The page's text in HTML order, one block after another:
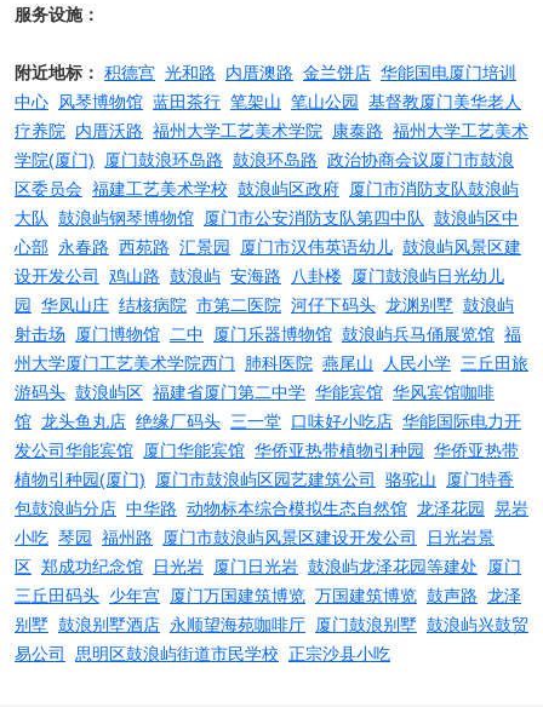
服务设施：
附近地标： 积德宫 光和路 内厝澳路 金兰饼店 华能国电厦门培训
中心
风琴博物馆 蓝田茶行 笔架山 笔山公园
基督教厦门美华老人
疗养院
内厝沃路 福州大学工艺美术学院 康泰路 福州大学工艺美术
学院(厦门)
厦门鼓浪环岛路 鼓浪环岛路 政治协商会议厦门市鼓浪
区委员会 福建工艺美术学校 鼓浪屿区政府
厦门市消防支队鼓浪屿
大队
鼓浪屿钢琴博物馆 厦门市公安消防支队第四中队
鼓浪屿区中
心部 永春路 西苑路 汇景园 厦门市汉伟英语幼儿 鼓浪屿风景区建
设开发公司
鸡山路 鼓浪屿 安海路 八卦楼
厦门鼓浪屿日光幼儿
园
华凤山庄 结核病院 市第二医院 河仔下码头 龙渊别墅 鼓浪屿
射击场
厦门博物馆 二中 厦门乐器博物馆 鼓浪屿兵马俑展览馆 福
州大学厦门工艺美术学院西门
肺科医院 燕尾山 人民小学 三丘田旅
游码头 鼓浪屿区 福建省厦门第二中学 华能宾馆 华风宾馆咖啡
馆 龙头鱼丸店 绝缘厂码头 三一堂 口味好小吃店 华能国际电力开
发公司华能宾馆
厦门华能宾馆 华侨亚热带植物引种园
华侨亚热带
植物引种园(厦门)
厦门市鼓浪屿区园艺建筑公司 骆驼山
厦门特香
包鼓浪屿分店 中华路 动物标本综合模拟生态自然馆 龙泽花园
晃岩
小吃 琴园 福州路 厦门市鼓浪屿风景区建设开发公司
日光岩景
区 郑成功纪念馆 日光岩 厦门日光岩 鼓浪屿龙泽花园等建处
厦门
三丘田码头 少年宫 厦门万国建筑博览 万国建筑博览 鼓声路 龙泽
别墅 鼓浪别墅酒店 永顺望海苑咖啡厅 厦门鼓浪别墅 鼓浪屿兴鼓贸
易公司
思明区鼓浪屿街道市民学校 正宗沙县小吃